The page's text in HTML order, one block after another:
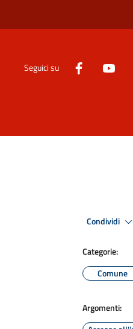
Seguici su
Condividi
Categorie:
Comune
Argomenti: